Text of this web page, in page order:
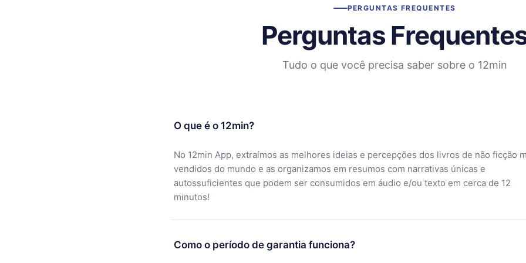
PERGUNTAS FREQUENTES
Perguntas
Tudo o que você precisa saber sobre o 12min
O que é o 12min?
No 12min App, extraímos as melhores ideias e percepções dos livros de não ficção
vendidos do mundo e as organizamos em resumos com narrativas únicas e
autossuficientes que podem ser consumidos em áudio e/ou texto em cerca de 12
minutos!
Como o período de garantia funciona?